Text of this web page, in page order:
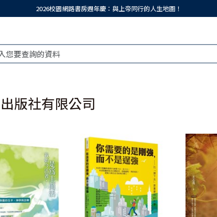
2026校園網路書房週年慶：與上帝同行的人生地圖！
版社有限公司